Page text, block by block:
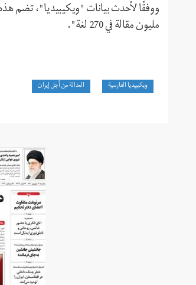
مليون مقالة في 270 لغة".
ويكيبيديا الفارسية العدالة من أجل إيران